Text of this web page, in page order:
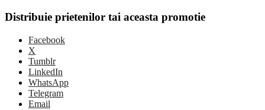
Distribuie prietenilor tai aceasta promotie
Facebook
X
Tumblr
LinkedIn
WhatsApp
Telegram
Email